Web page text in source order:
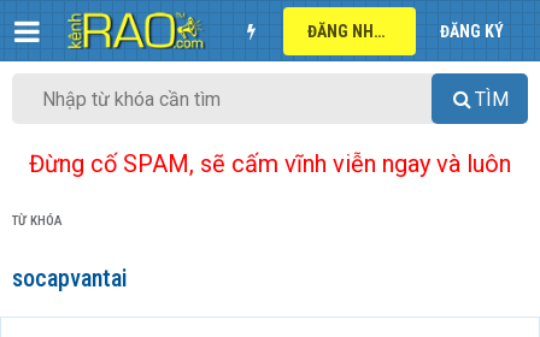
ĐĂNG NHẬP ĐĂNG KÝ
TÌM
Đừng cố SPAM, sẽ cấm vĩnh viễn ngay và luôn
TỪ KHÓA
socapvantai